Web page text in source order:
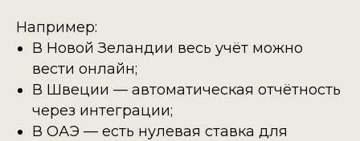
Например:
В Новой Зеландии весь учёт можно
вести онлайн;
В Швеции — автоматическая отчётность
через интеграции;
В ОАЭ — есть нулевая ставка для